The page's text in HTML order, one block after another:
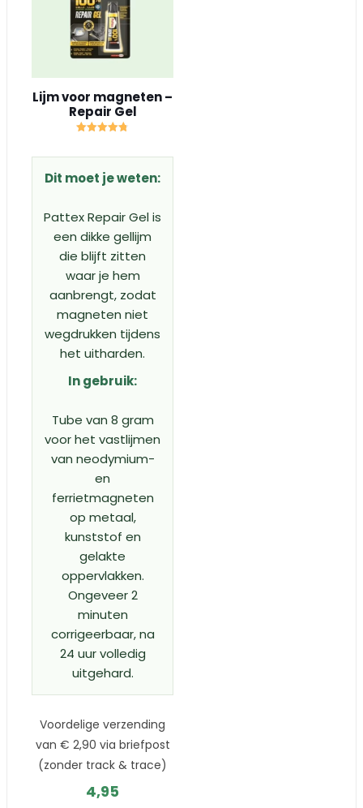
Lijm voor magneten –
Repair Gel
uit 5
Dit moet je weten:
Pattex Repair Gel is
een dikke gellijm
die blijft zitten
waar je hem
aanbrengt, zodat
magneten niet
wegdrukken tijdens
het uitharden.
In gebruik:
Tube van 8 gram
voor het vastlijmen
van neodymium-
en
ferrietmagneten
op metaal,
kunststof en
gelakte
oppervlakken.
Ongeveer 2
minuten
corrigeerbaar, na
24 uur volledig
uitgehard.
Voordelige verzending
van € 2,90 via briefpost
(zonder track & trace)
4,95